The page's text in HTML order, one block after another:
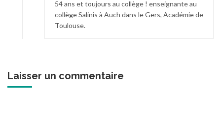
54 ans et toujours au collège ! enseignante au
collège Salinis à Auch dans le Gers, Académie de
Toulouse.
Laisser un commentaire